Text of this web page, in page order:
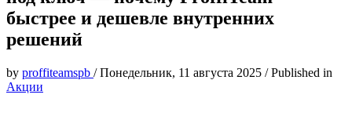
быстрее и дешевле внутренних
решений
by proffiteamspb /Понедельник, 11 августа 2025 /Published in
Акции